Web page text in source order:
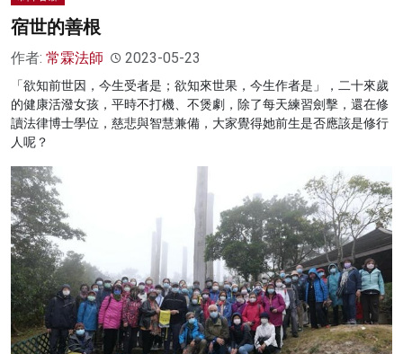
宿世的善根
作者: 常霖法師 2023-05-23
「欲知前世因，今生受者是；欲知來世果，今生作者是」，二十來歲
的健康活潑女孩，平時不打機、不煲劇，除了每天練習劍擊，還在修
讀法律博士學位，慈悲與智慧兼備，大家覺得她前生是否應該是修行
人呢？